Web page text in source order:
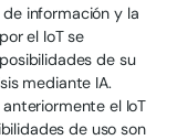
de información y la
el IoT se
de su
mediante IA.
el IoT
de uso son